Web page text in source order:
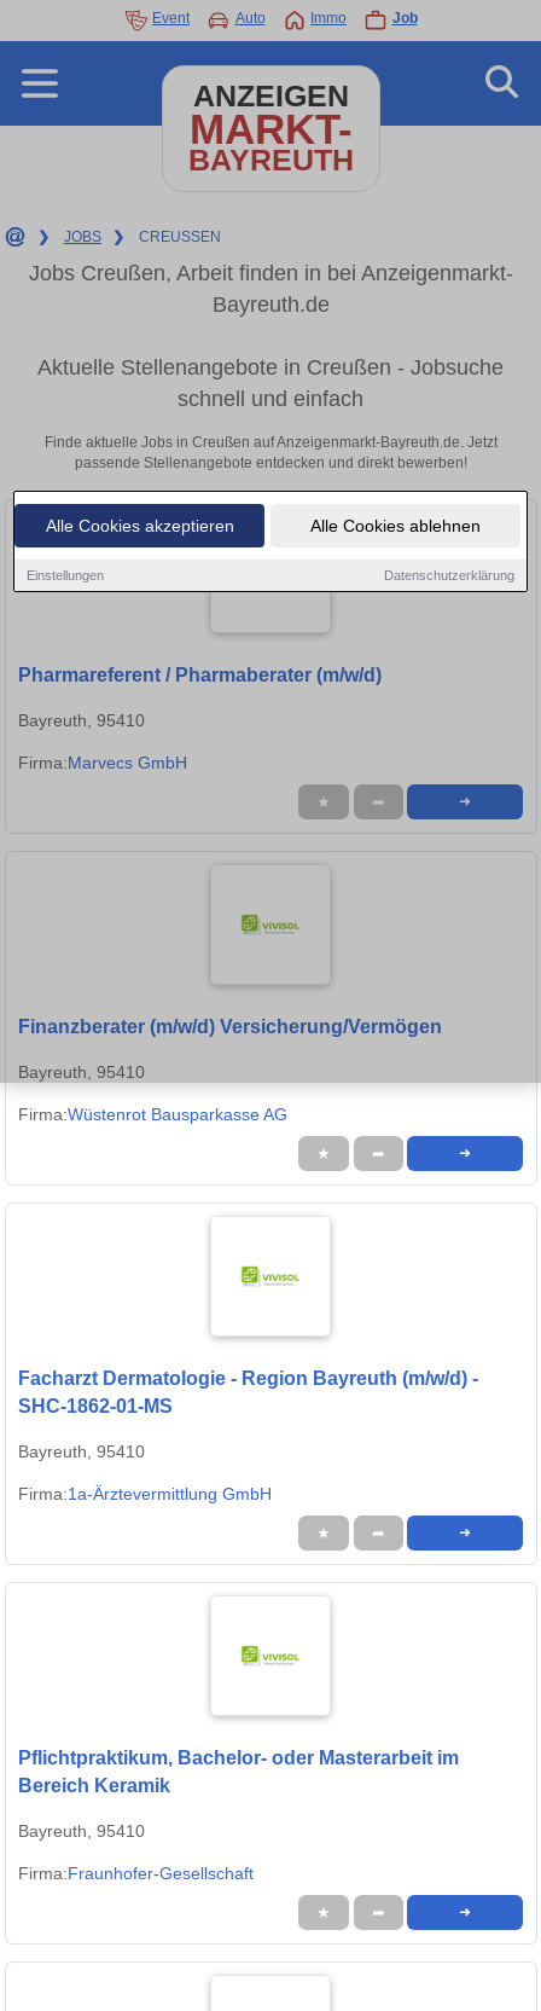
Alle Cookies akzeptieren Alle Cookies ablehnen
Einstellungen Datenschutzerklärung
Event Auto Immo Job
ANZEIGEN
MARKT-
BAYREUTH
❯ JOBS ❯ CREUSSEN
Jobs Creußen, Arbeit finden in bei Anzeigenmarkt-
Bayreuth.de
Aktuelle Stellenangebote in Creußen - Jobsuche
schnell und einfach
Finde aktuelle Jobs in Creußen auf Anzeigenmarkt-Bayreuth.de. Jetzt
passende Stellenangebote entdecken und direkt bewerben!
Pharmareferent / Pharmaberater (m/w/d)
Bayreuth, 95410
Firma:Marvecs GmbH
★ ➦ ➜
Finanzberater (m/w/d) Versicherung/Vermögen
Bayreuth, 95410
Firma:Wüstenrot Bausparkasse AG
★ ➦ ➜
Facharzt Dermatologie - Region Bayreuth (m/w/d) -
SHC-1862-01-MS
Bayreuth, 95410
Firma:1a-Ärztevermittlung GmbH
★ ➦ ➜
Pflichtpraktikum, Bachelor- oder Masterarbeit im
Bereich Keramik
Bayreuth, 95410
Firma:Fraunhofer-Gesellschaft
★ ➦ ➜